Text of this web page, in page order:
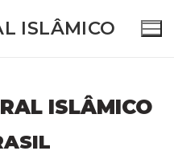
ISLÂMICO
2584
ISLÂMICO